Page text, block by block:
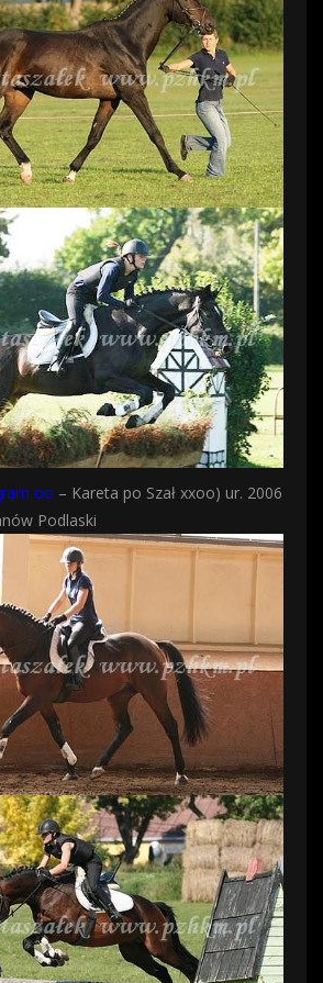
oo – Kareta po Szał xxoo) ur. 2006
Podlaski